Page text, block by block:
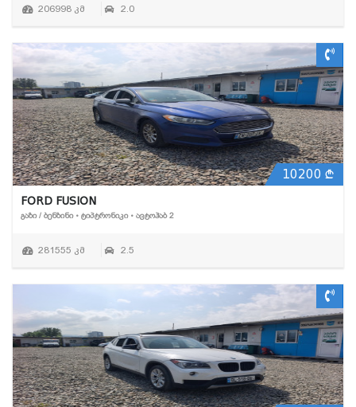
206998 კმ 2.0
10200
FORD FUSION
ᲒᲐᲖᲘ / ᲑᲔᲜᲖᲘᲜᲘ • ᲢᲘᲞᲢᲠᲝᲜᲘᲙᲘ • ᲐᲕᲢᲝᲰᲐᲑ 2
281555 კმ 2.5